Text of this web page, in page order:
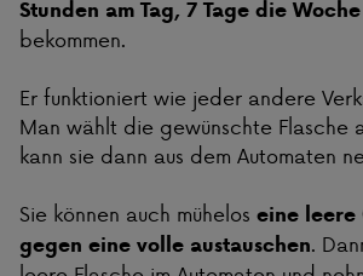
Stunden am Tag, 7 Tage die Woche
bekommen.
Er funktioniert wie jeder andere
Man wählt die gewünschte Flasche
kann sie dann aus dem Automaten
Sie können auch mühelos eine leere
gegen eine volle austauschen.